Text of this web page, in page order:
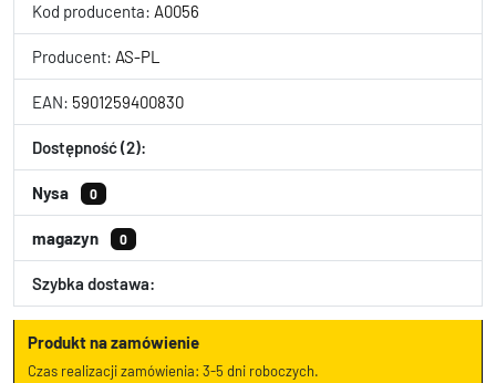
Kod producenta: A0056
Producent: AS-PL
EAN: 5901259400830
Dostępność (2):
Nysa 0
magazyn 0
Szybka dostawa:
Produkt na zamówienie
Czas realizacji zamówienia: 3-5 dni roboczych.